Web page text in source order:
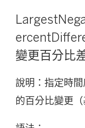
變更百分比差
說明：指定時
的百分比變更